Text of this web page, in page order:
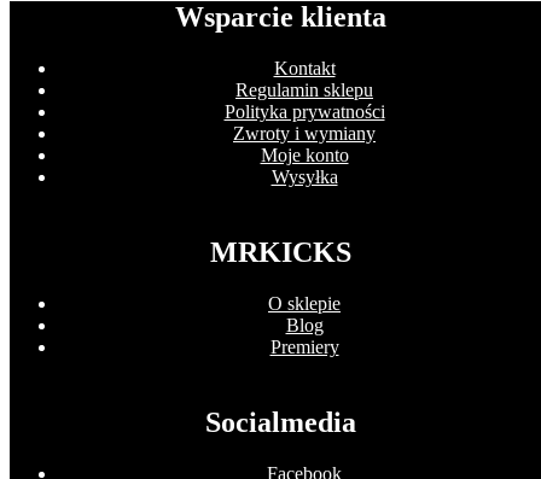
Wsparcie klienta
Kontakt
Regulamin sklepu
Polityka prywatności
Zwroty i wymiany
Moje konto
Wysyłka
MRKICKS
O sklepie
Blog
Premiery
Socialmedia
Facebook